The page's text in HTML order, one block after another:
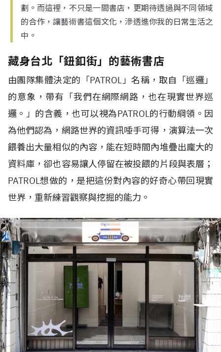
劃。而這裡，不只是一間書店，更期待透過與不同領域
的合作，讓藝術書這個文化，滲透進你我的日常生活之
中。
藏身台北「鈕釦街」的藝術書店
由團隊集體決定的「PATROL」名稱，取自「巡邏」
的意象，帶有「我們在網際網路，也在現實世界巡
邏。」的含義，也可以視為PATROL的行動綱領。因
為他們認為，網路世界的資訊唾手可得，演算法一次
餵養出大量相似的內容，能在短時間內堆疊出龐大的
資料庫，卻也容易讓人停留在被投餵的片段與表層；
PATROL想做的，是把這份對內容的好奇心帶回現實
世界，重新練習觀察與挖掘的能力。